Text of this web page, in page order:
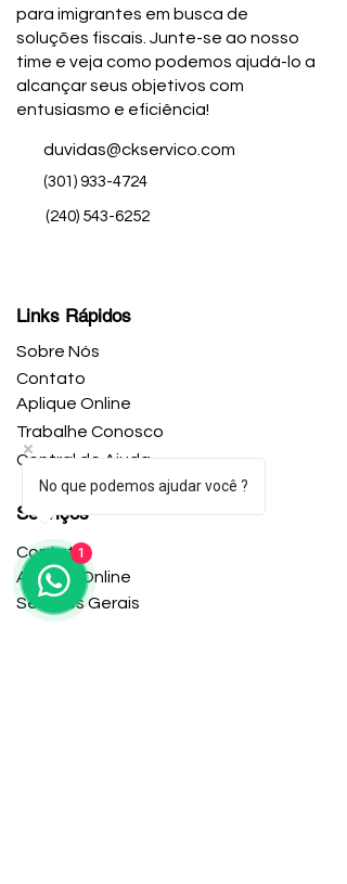
para imigrantes em busca de
soluções fiscais. Junte-se ao nosso
time e veja como podemos ajudá-lo a
alcançar seus objetivos com
entusiasmo e eficiência!
duvidas@ckservico.com
(301) 933-4724
(240) 543-6252
Links Rápidos
Sobre Nós
Contato
Aplique Online
Trabalhe Conosco
Central de Ajuda
Serviços
Contato
Aplique Online
Serviços Gerais
No que podemos ajudar você ?
1